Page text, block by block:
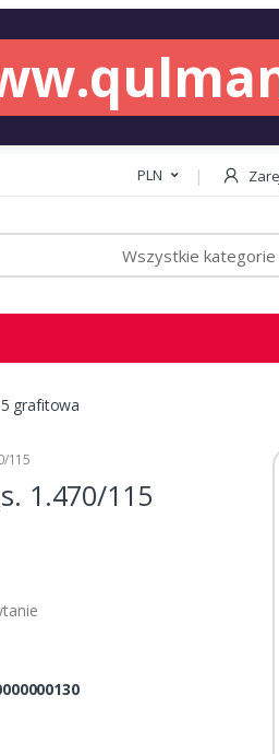
PLN
Wszystkie kategorie
grafitowa
115
1.470/115